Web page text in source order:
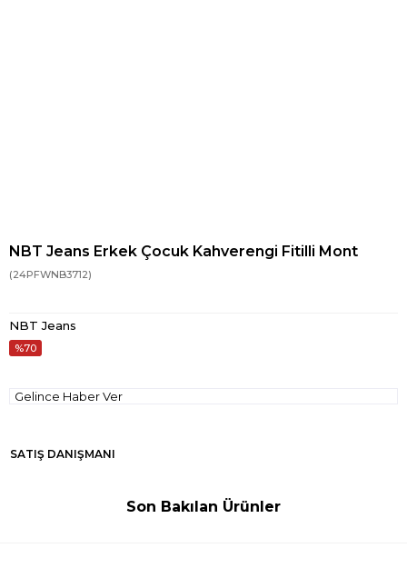
NBT Jeans Erkek Çocuk Kahverengi Fitilli Mont
(24PFWNB3712)
NBT Jeans
70
Gelince Haber Ver
SATIŞ DANIŞMANI
Son Bakılan Ürünler